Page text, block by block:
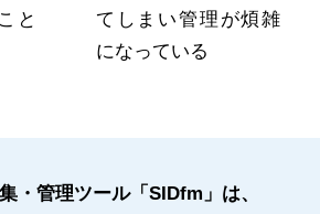
と
てしまい管理が煩雑
になっている
・管理ツール「SIDfm」は、